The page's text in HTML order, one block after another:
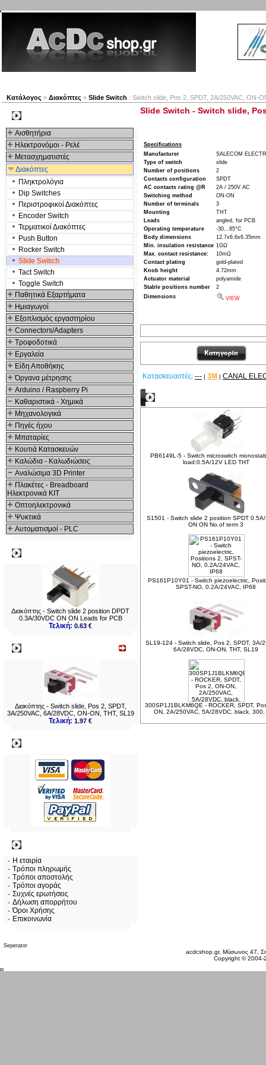
Κατάλογος » Διακόπτες » Slide Switch : Switch slide, Pos 2, SPDT, 2A/250VAC, ON-
Αισθητήρια
Ηλεκτρονόμοι - Ρελέ
Μετασχηματιστές
Διακόπτες
Πληκτρολόγια
Dip Switches
Περιστροφικοί Διακόπτες
Encoder Switch
Τερματικοί Διακόπτες
Push Button
Rocker Switch
Slide Switch
Tact Switch
Toggle Switch
Παθητικά Εξαρτήματα
Hμιαγωγοί
Εξοπλισμός εργαστηρίου
Connectors/Adapters
Τροφοδοτικά
Εργαλεία
Είδη Αποθήκης
Όργανα μέτρησης
Arduino / Raspberry Pi
Καθαριστικά - Χημικά
Μηχανολογικά
Πηγές ήχου
Μπαταρίες
Κουτιά Κατασκευών
Καλώδια - Καλωδιώσεις
Αναλώσιμα 3D Printer
Πλακέτες - Breadboard
Ηλεκτρονικά ΚΙΤ
Οπτοηλεκτρονικά
Ψυκτικά
Αυτοματισμοί - PLC
Διακόπτης - Switch slide 2 position DPDT
0.3A/30VDC ON ON Leads for PCB
Τελική:0.63 €
Διακόπτης - Switch slide, Pos 2, SPDT,
3A/250VAC, 6A/28VDC, ON-ON, THT, SL19
Τελική:1.97 €
Η εταιρία
Τρόποι πληρωμής
Τρόποι αποστολής
Τρόποι αγοράς
Συχνές ερωτήσεις
Δήλωση απορρήτου
Όροι Χρήσης
Επικοινωνία
Slide Switch - Switch slide, Pos
Specifications
Manufacturer
SALECOM
Type of switch
slide
Number of positions
2
Contacts configuration
SPDT
AC contacts rating @R
2A / 250V AC
Switching method
ON-ON
Number of terminals
3
Mounting
THT
Leads
angled, for PCB
Operating temperature
-30...85°C
Body dimensions
12.7x6.6x6.35mm
Min. insulation resistance 1GΩ
Max. contact resistance:
10mΩ
Contact plating
gold-plated
Knob height
4.72mm
Actuator material
polyamide
Stable positions number
2
Dimensions
VIEW
Κατασκευαστές: --- | 3M | CANAL
PB6149L-5 - Switch microswitch
load:0.5A/12V LED THT
S1501 - Switch slide 2 position SPDT
ON ON No.of term 3
PS161P10Y01 - Switch piezoelectric,
SPST-NO, 0.2A/24VAC, IP68
SL19-124 - Switch slide, Pos 2, SPDT, 3A/
6A/28VDC, ON-ON, THT, SL19
300SP1J1BLKM6QE - ROCKER, SPDT,
ON, 2A/250VAC, 5A/28VDC, black, 300,
acdcshop.gr, Μύσωνος 47,
Copyright ©